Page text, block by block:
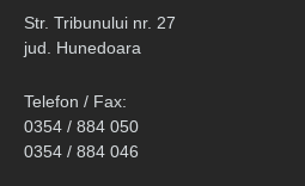
Str. Tribunului nr. 27
jud. Hunedoara
Telefon / Fax:
0354 / 884 050
0354 / 884 046